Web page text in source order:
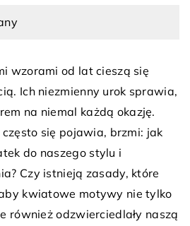
wzorami od lat cieszą się
Ich niezmienny urok sprawia,
na niemal każdą okazję.
się pojawia, brzmi: jak
do naszego stylu i
Czy istnieją zasady, które
kwiatowe motywy nie tylko
również odzwierciedlały naszą